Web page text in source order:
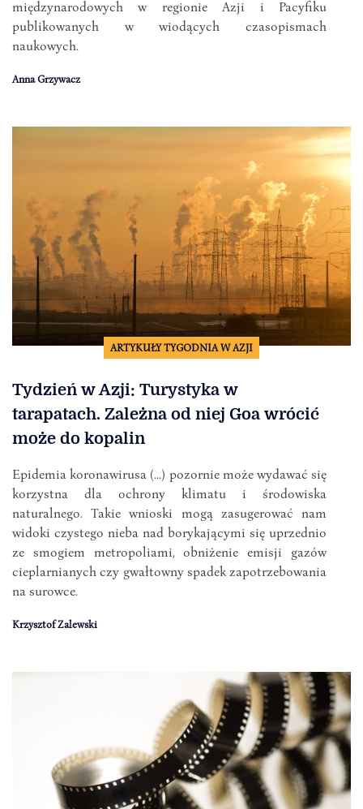
międzynarodowych w regionie Azji i Pacyfiku
publikowanych w wiodących czasopismach
naukowych.
Anna Grzywacz
ARTYKUŁY TYGODNIA W AZJI
Tydzień w Azji: Turystyka w
tarapatach. Zależna od niej Goa wrócić
może do kopalin
Epidemia koronawirusa (...) pozornie może wydawać się
korzystna dla ochrony klimatu i środowiska
naturalnego. Takie wnioski mogą zasugerować nam
widoki czystego nieba nad borykającymi się uprzednio
ze smogiem metropoliami, obniżenie emisji gazów
cieplarnianych czy gwałtowny spadek zapotrzebowania
na surowce.
Krzysztof Zalewski